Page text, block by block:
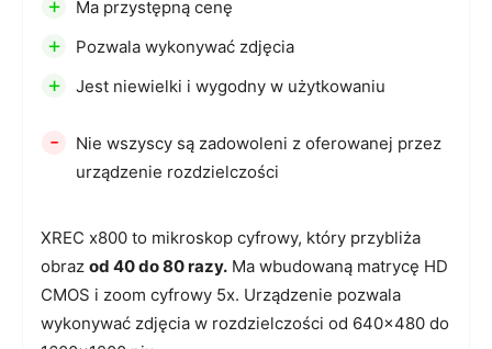
XREC x800 to mikroskop cyfrowy, który przybliża
obraz od 40 do 80 razy. Ma wbudowaną matrycę HD
CMOS i zoom cyfrowy 5x. Urządzenie pozwala
wykonywać zdjęcia w rozdzielczości od 640×480 do
+ Ma przystępną cenę
+ Pozwala wykonywać zdjęcia
+ Jest niewielki i wygodny w użytkowaniu
-
Nie wszyscy są zadowoleni z oferowanej przez
urządzenie rozdzielczości